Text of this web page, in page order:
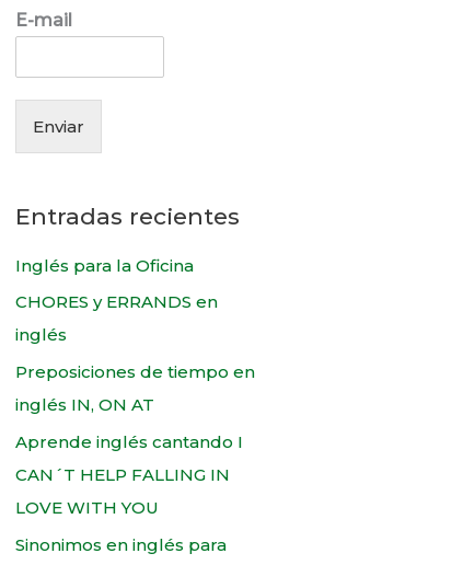
r
:
E-mail
Enviar
Entradas recientes
Inglés para la Oficina
CHORES y ERRANDS en
inglés
Preposiciones de tiempo en
inglés IN, ON AT
Aprende inglés cantando I
CAN´T HELP FALLING IN
LOVE WITH YOU
Sinonimos en inglés para